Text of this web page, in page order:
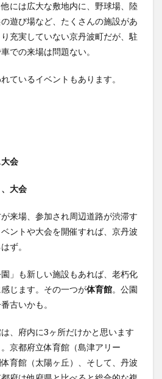
には広大な敷地内に、野球場、陸
遊び場など、たくさんの施設があ
充実していない京丹波町だが、駐
での来場は問題ない。
ているイベントもあります。
会
大会
来場、参加され周辺道路が渋滞す
ントや大会を開催すれば、京丹波
ず。
」も新しい施設もあれば、老朽化
じます。その一つが体育館。公園
古いかも。
、府内に3ヶ所だけかと思います
。京都府立体育館（島津アリー
育館（太陽ヶ丘）、そして、丹波